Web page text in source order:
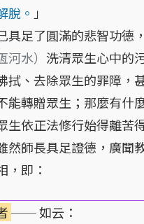
脫。 」
足了圓滿的悲智功德
河水） 洗清眾生心中的
拭、去除眾生的罪障，
能轉贈眾生；那麼有什
生依正法修行始得離苦
然師長具足證德，廣聞
，即：
── 如云：